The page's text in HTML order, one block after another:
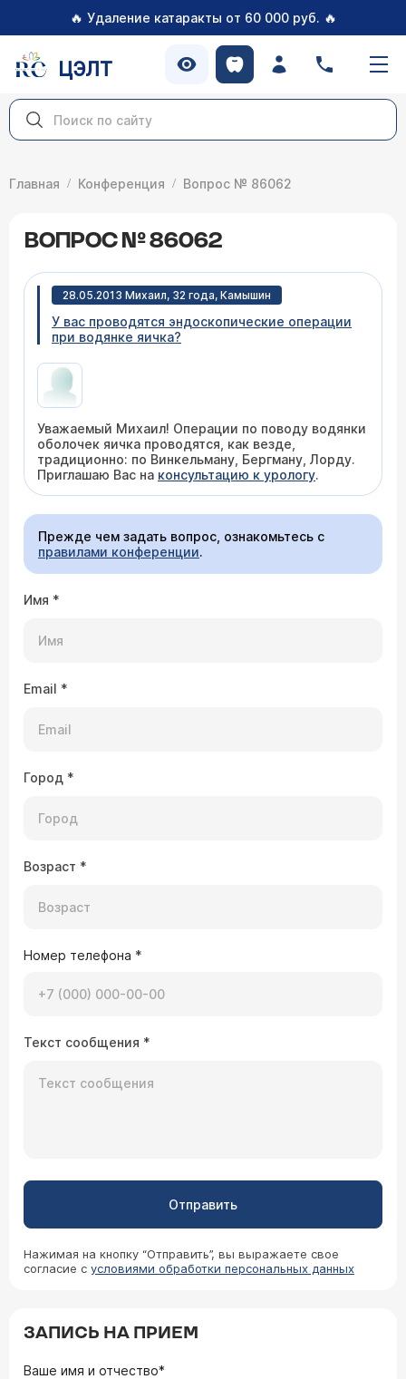
🔥 Удаление катаракты от 60 000 руб. 🔥
ЦЭЛТ
Главная Конференция Вопрос № 86062
ВОПРОС № 86062
28.05.2013 Михаил, 32 года, Камышин
У вас проводятся эндоскопические операции
при водянке яичка?
Уважаемый Михаил! Операции по поводу водянки
оболочек яичка проводятся, как везде,
традиционно: по Винкельману, Бергману, Лорду.
Приглашаю Вас на консультацию к урологу.
Прежде чем задать вопрос, ознакомьтесь с
правилами конференции.
Имя *
Email *
Город *
Возраст *
Номер телефона *
Текст сообщения *
Отправить
Нажимая на кнопку “Отправить”, вы выражаете свое
согласие с условиями обработки персональных данных
ЗАПИСЬ НА ПРИЕМ
Ваше имя и отчество*